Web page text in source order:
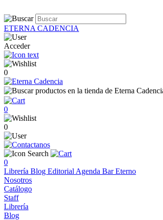
ETERNA CADENCIA
Acceder
0
0
0
0
Librería Blog Editorial Agenda Bar Eterno
Nosotros
Catálogo
Staff
Librería
Blog